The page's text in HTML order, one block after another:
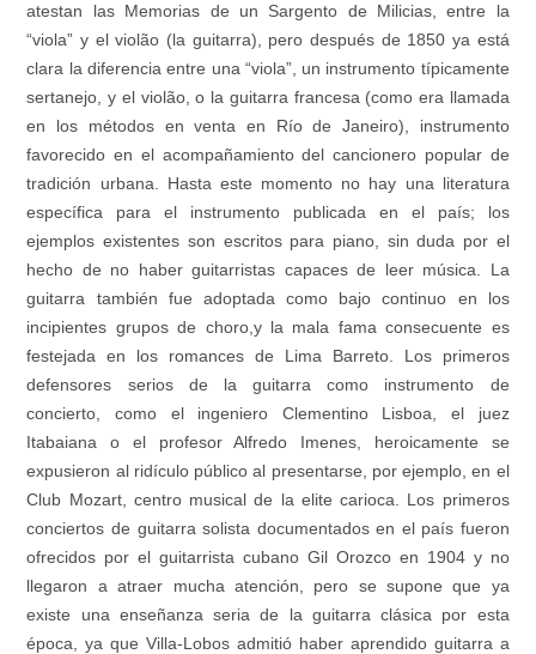
atestan las Memorias de un Sargento de Milicias, entre la
“viola” y el violão (la guitarra), pero después de 1850 ya está
clara la diferencia entre una “viola”, un instrumento típicamente
sertanejo, y el violão, o la guitarra francesa (como era llamada
en los métodos en venta en Río de Janeiro), instrumento
favorecido en el acompañamiento del cancionero popular de
tradición urbana. Hasta este momento no hay una literatura
específica para el instrumento publicada en el país; los
ejemplos existentes son escritos para piano, sin duda por el
hecho de no haber guitarristas capaces de leer música. La
guitarra también fue adoptada como bajo continuo en los
incipientes grupos de choro,y la mala fama consecuente es
festejada en los romances de Lima Barreto. Los primeros
defensores serios de la guitarra como instrumento de
concierto, como el ingeniero Clementino Lisboa, el juez
Itabaiana o el profesor Alfredo Imenes, heroicamente se
expusieron al ridículo público al presentarse, por ejemplo, en el
Club Mozart, centro musical de la elite carioca. Los primeros
conciertos de guitarra solista documentados en el país fueron
ofrecidos por el guitarrista cubano Gil Orozco en 1904 y no
llegaron a atraer mucha atención, pero se supone que ya
existe una enseñanza seria de la guitarra clásica por esta
época, ya que Villa-Lobos admitió haber aprendido guitarra a